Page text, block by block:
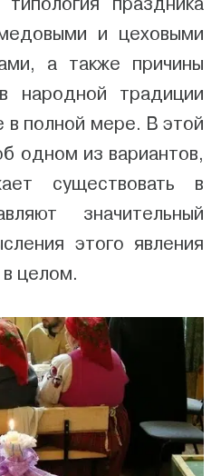
и цеховыми
а также причины
народной традиции
в полной мере. В этой
одном из вариантов,
существовать в
значительный
этого явления
в целом.